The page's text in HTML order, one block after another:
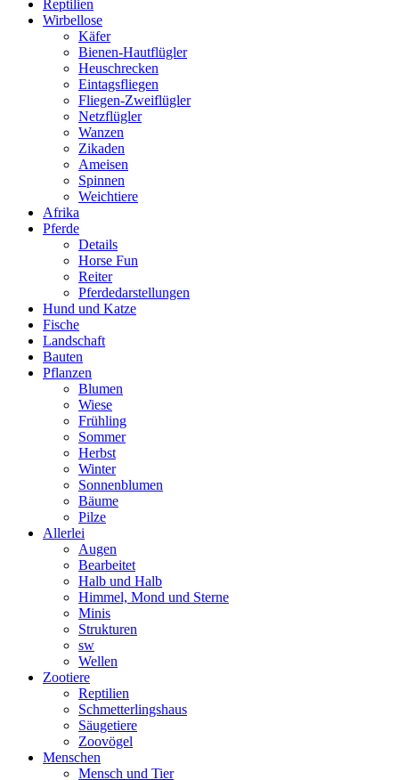
Reptilien
Wirbellose
Käfer
Bienen-Hautflügler
Heuschrecken
Eintagsfliegen
Fliegen-Zweiflügler
Netzflügler
Wanzen
Zikaden
Ameisen
Spinnen
Weichtiere
Afrika
Pferde
Details
Horse Fun
Reiter
Pferdedarstellungen
Hund und Katze
Fische
Landschaft
Bauten
Pflanzen
Blumen
Wiese
Frühling
Sommer
Herbst
Winter
Sonnenblumen
Bäume
Pilze
Allerlei
Augen
Bearbeitet
Halb und Halb
Himmel, Mond und Sterne
Minis
Strukturen
sw
Wellen
Zootiere
Reptilien
Schmetterlingshaus
Säugetiere
Zoovögel
Menschen
Mensch und Tier